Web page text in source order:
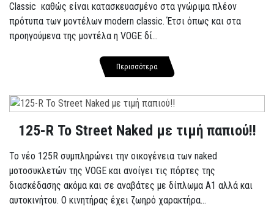
Classic καθώς είναι κατασκευασμένο στα γνώριμα πλέον
πρότυπα των μοντέλων modern classic. Έτσι όπως και στα
προηγούμενα της μοντέλα η VOGE δί...
Περισσότερα
125-R Το Street Naked με τιμή παπιού!!
Το νέο 125R συμπληρώνει την οικογένεια των naked
μοτοσυκλετών της VOGE και ανοίγει τις πόρτες της
διασκέδασης ακόμα και σε αναβάτες με δίπλωμα A1 αλλά και
αυτοκινήτου. Ο κινητήρας έχει ζωηρό χαρακτήρα...